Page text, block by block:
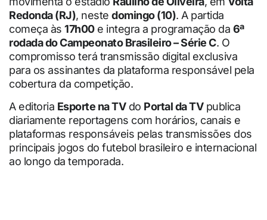
Redonda (RJ), neste domingo (10). A partida
começa às 17h00e integra a programação da 6ª
rodada do Campeonato Brasileiro – Série C. O
compromisso terá transmissão digital exclusiva
para os assinantes da plataforma responsável pela
cobertura da competição.
A editoria Esporte na TVdo Portal da TVpublica
diariamente reportagens com horários, canais e
plataformas responsáveis pelas transmissões dos
principais jogos do futebol brasileiro e internacional
ao longo da temporada.